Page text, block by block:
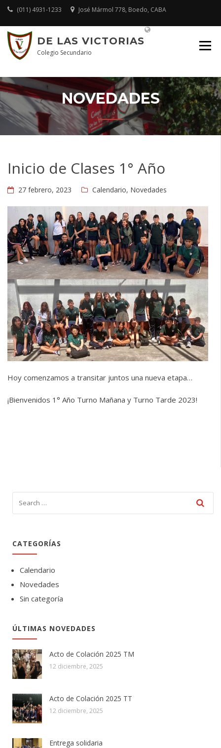
Skip
content
(011) 4931-1233 José Mármol 778, Boedo, CABA
DE LAS VICTORIAS
Colegio Secundario
NOVEDADES
Inicio de Clases 1° Año
27 febrero, 2023 Calendario, Novedades
Hoy comenzamos a transitar juntos una nueva etapa…
¡Bienvenidos 1° Año Turno Mañana y Turno Tarde 2023!
CATEGORÍAS
Calendario
Novedades
Sin categoría
ÚLTIMAS NOVEDADES
Acto de Colación 2025 TM
12 diciembre, 2025
Acto de Colación 2025 TT
12 diciembre, 2025
Entrega solidaria